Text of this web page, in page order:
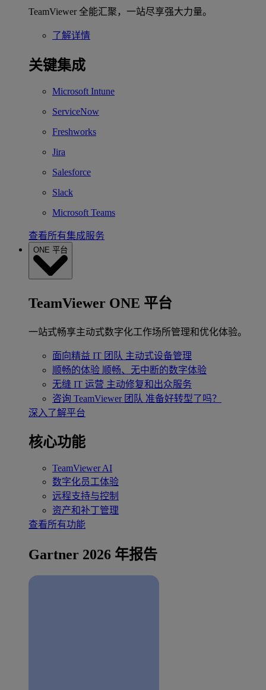
TeamViewer 全能汇聚，一站尽享强大力量。
了解详情
关键集成
Microsoft Intune
ServiceNow
Freshworks
Jira
Salesforce
Slack
Microsoft Teams
查看所有集成服务
ONE 平台
TeamViewer ONE 平台
一站式畅享主动式数字化工作场所管理和优化体验。
面向精益 IT 团队 主动式设备管理
顺畅的体验 顺畅、无中断的数字体验
无缝 IT 运营 主动修复和出众服务
咨询 TeamViewer 团队 准备好转型了吗？
深入了解平台
核心功能
TeamViewer AI
数字化员工体验
远程支持与控制
资产和补丁管理
查看所有功能
Gartner 2026 年报告